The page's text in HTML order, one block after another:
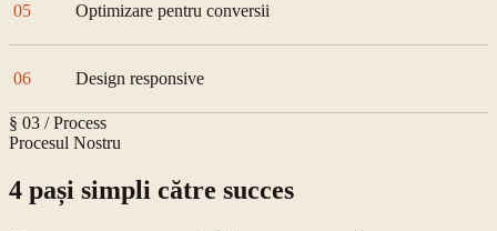
05 Optimizare pentru conversii
06 Design responsive
§ 03 / Process
Procesul Nostru
4 pași simpli către succes